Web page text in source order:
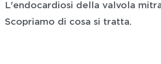
L'endocardiosi della valvola
Scopriamo di cosa si tratta.